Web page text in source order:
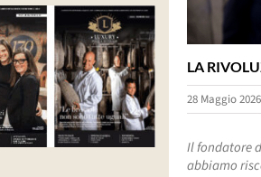
LA
28 Maggio
Il fondatore
abbiamo